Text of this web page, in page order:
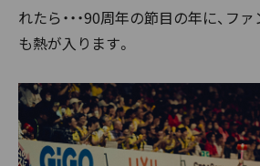
れたら・・・90周年の節目の年に、フ
も熱が入ります。